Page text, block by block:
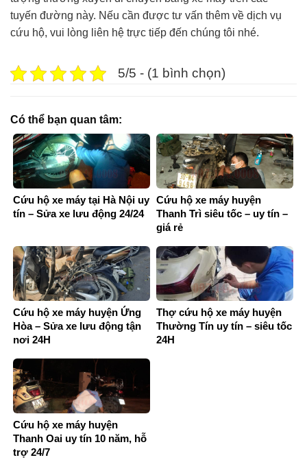
tuyến đường này. Nếu cần được tư vấn thêm về dịch vụ
cứu hộ, vui lòng liên hệ trực tiếp đến chúng tôi nhé.
5/5 - (1 bình chọn)
Có thể bạn quan tâm:
Cứu hộ xe máy tại Hà Nội uy
tín – Sửa xe lưu động 24/24
Cứu hộ xe máy huyện
Thanh Trì siêu tốc – uy tín –
giá rẻ
Cứu hộ xe máy huyện Ứng
Hòa – Sửa xe lưu động tận
nơi 24H
Thợ cứu hộ xe máy huyện
Thường Tín uy tín – siêu tốc
24H
Cứu hộ xe máy huyện
Thanh Oai uy tín 10 năm, hỗ
trợ 24/7